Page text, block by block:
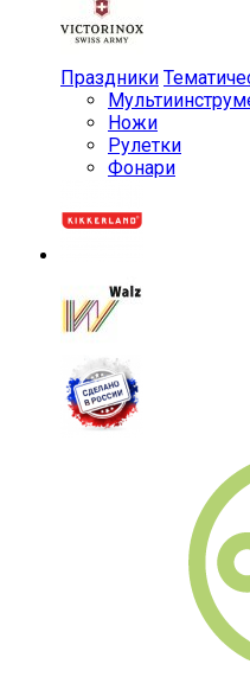
Праздники
Ножи
Рулетки
Фонари